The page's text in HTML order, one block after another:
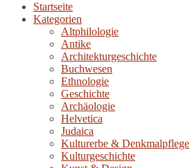
Startseite
Kategorien
Altphilologie
Antike
Architekturgeschichte
Buchwesen
Ethnologie
Geschichte
Archäologie
Helvetica
Judaica
Kulturerbe & Denkmalpflege
Kulturgeschichte